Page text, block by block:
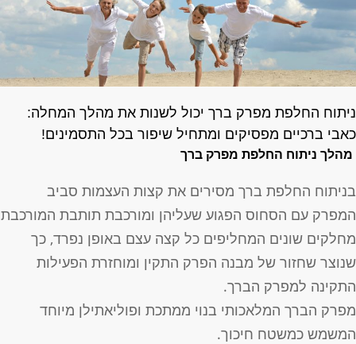
ניתוח החלפת מפרק ברך יכול לשנות את מהלך המחלה:
כאבי ברכיים מפסיקים ומתחיל שיפור בכל התסמינים!
מהלך ניתוח החלפת מפרק ברך
בניתוח החלפת ברך מסירים את קצות העצמות סביב
המפרק עם הסחוס הפגוע שעליהן ומורכבת תותבת המורכבת
מחלקים שונים המחליפים כל קצה עצם באופן נפרד, כך
שנוצר שחזור של מבנה הפרק התקין ומוחזרת הפעילות
התקינה למפרק הברך.
מפרק הברך המלאכותי בנוי ממתכת ופוליאתילן מיוחד
המשמש כמשטח חיכוך.